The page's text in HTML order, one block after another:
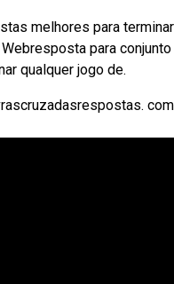
melhores para
para
qualquer jogo de.